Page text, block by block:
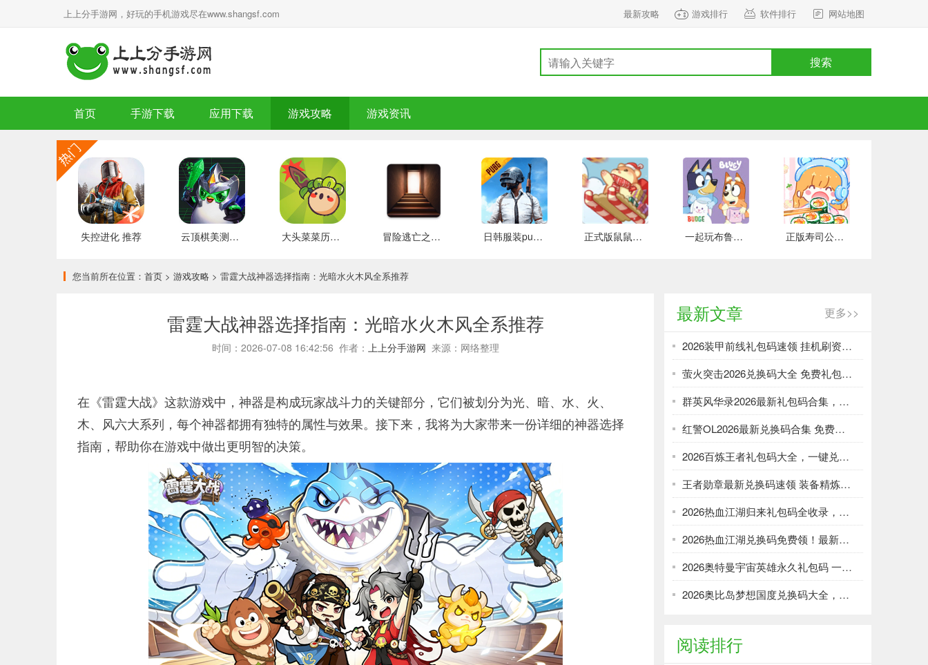
上上分手游网，好玩的手机游戏尽在www.shangsf.com 最新攻略 游戏排行 软件排行 网站地图
搜索
首页 手游下载 应用下载 游戏攻略 游戏资讯
失控进化 推荐 云顶棋美测服 最新版 大头菜菜历险记 好玩的 冒险逃亡之谜 推荐 日韩服装pubg 好玩的 正式版鼠鼠百货物语 安卓版 一起玩布鲁伊吧 手游下载 正版寿司公园 安卓版
您当前所在位置： 首页 > 游戏攻略 > 雷霆大战神器选择指南：光暗水火木风全系推荐
雷霆大战神器选择指南：光暗水火木风全系推荐
时间：2026-07-08 16:42:56 作者： 上上分手游网 来源：网络整理
在《雷霆大战》这款游戏中，神器是构成玩家战斗力的关键部分，它们被划分为光、暗、水、火、
木、风六大系列，每个神器都拥有独特的属性与效果。接下来，我将为大家带来一份详细的神器选择
指南，帮助你在游戏中做出更明智的决策。
最新文章 更多>>
2026装甲前线礼包码速领 挂机刷资源攻略
萤火突击2026兑换码大全 免费礼包一键领取
群英风华录2026最新礼包码合集，一键领取限时福利
红警OL2026最新兑换码合集 免费礼包一键领取
2026百炼王者礼包码大全，一键兑换加速武将养成
王者勋章最新兑换码速领 装备精炼资源轻松刷
2026热血江湖归来礼包码全收录，强化资源不愁！
2026热血江湖兑换码免费领！最新礼包大全速取
2026奥特曼宇宙英雄永久礼包码 一键领取光暗资源
2026奥比岛梦想国度兑换码大全，免费领服饰家具！
阅读排行